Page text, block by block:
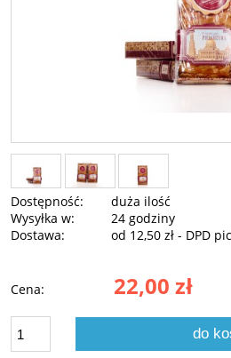
Dostępność:
duża ilość
Wysyłka w:
24 godziny
Dostawa:
od 12,50 zł - DPD
Cena nie zawiera ewentualnych
Cena: 22,00 zł
do